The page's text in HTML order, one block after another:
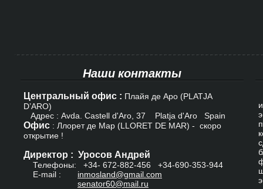
Наши контакты
Центральный офис : Плайя де Аро (PLATJA
D’ARO)
Адрес : Avda. Castell d'Aro, 37 Platja d'Aro Spain
Офис : Ллорет де Мар (LLORET DE MAR) - скоро
открытие !
Директор : Уросов Андрей
Телефоны: +34- 672-882-456
+34-690-353-944
E-mail : inmosland@gmail.com
senator60@mail.ru